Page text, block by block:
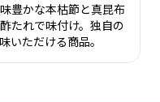
豊かな本枯節と真昆布
たれで味付け。独自の
いただける商品。